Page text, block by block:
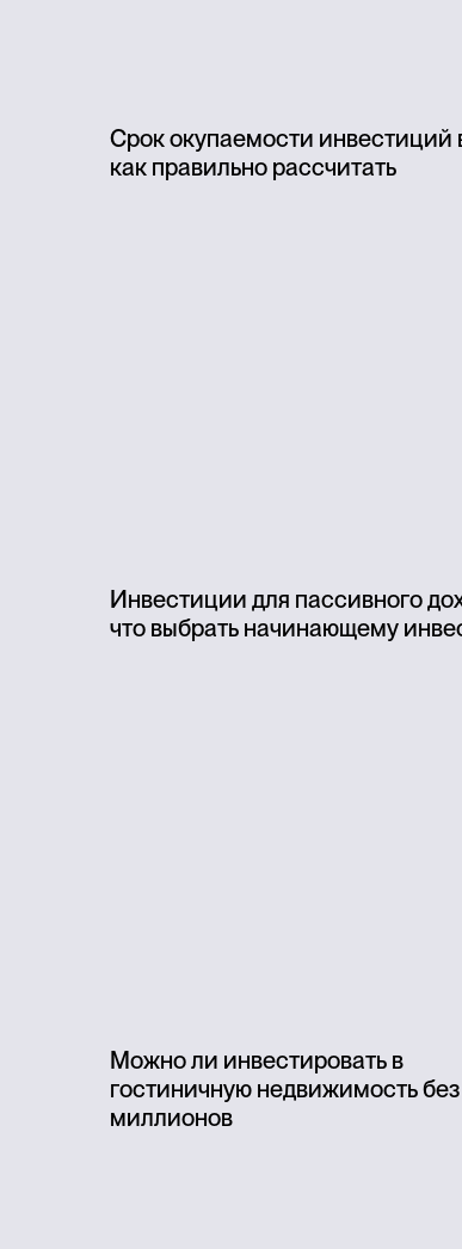
Срок окупаемости инвестиций
как правильно рассчитать
Инвестиции для пассивного
что выбрать начинающему
Можно ли инвестировать в
гостиничную недвижимость без
миллионов